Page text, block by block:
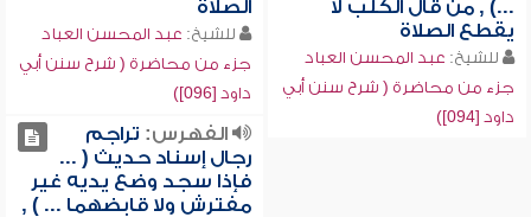
...) , من قال الكلب لا
يقطع الصلاة
للشيخ: عبد المحسن العباد
جزء من محاضرة ( شرح سنن أبي
داود [094])
الصلاة
للشيخ: عبد المحسن العباد
جزء من محاضرة ( شرح سنن أبي
داود [096])
الفهرس: تراجم
رجال إسناد حديث ( ...
فإذا سجد وضع يديه غير
مفترش ولا قابضهما ... ) ,